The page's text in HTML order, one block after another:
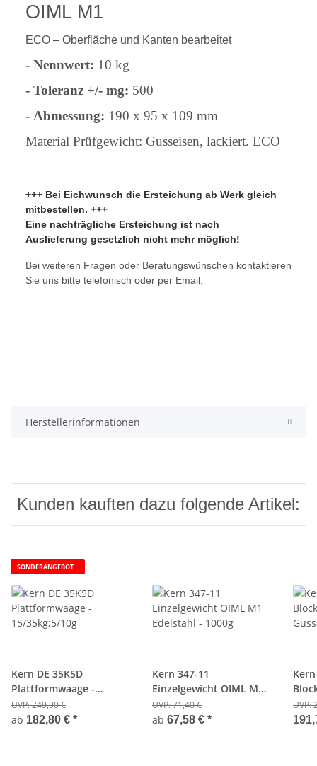
OIML M1
ECO – Oberfläche und Kanten bearbeitet
- Nennwert: 10 kg
- Toleranz +/- mg: 500
- Abmessung: 190 x 95 x 109 mm
Material Prüfgewicht: Gusseisen, lackiert. ECO
+++ Bei Eichwunsch die Ersteichung ab Werk gleich
mitbestellen. +++
Eine nachträgliche Ersteichung ist nach
Auslieferung gesetzlich nicht mehr möglich!
Bei weiteren Fragen oder Beratungswünschen kontaktieren
Sie uns bitte telefonisch oder per Email.
Herstellerinformationen
Kunden kauften dazu folgende Artikel:
SONDERANGEBOT
Kern DE 35K5D
Plattformwaage -
15/35kg;5/10g
UVP:249,90 €
ab 182,80 € *
Kern 347-11
Einzelgewicht OIML M1
Edelstahl - 1000g
UVP:71,40 €
ab 67,58 € *
UVP: